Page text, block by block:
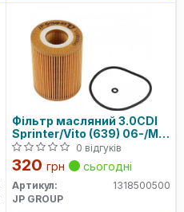
Фільтр масляний 3.0CDI
Sprinter/Vito (639) 06-/MB
PKW
0 відгуків
320 грн сьогодні
Артикул:
1318500500
JP GROUP